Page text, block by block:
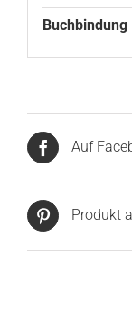
Buchbindung
Auf
Produkt